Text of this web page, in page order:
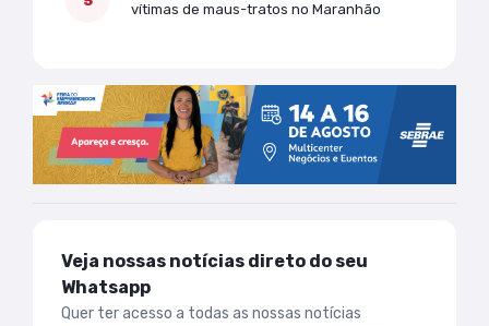
vítimas de maus-tratos no Maranhão
Veja nossas notícias direto do seu
Whatsapp
Quer ter acesso a todas as nossas notícias